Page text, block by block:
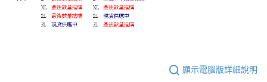
顯示電腦版詳細說明